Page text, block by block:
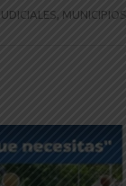
JUDICIALES, MUNICIPIOS